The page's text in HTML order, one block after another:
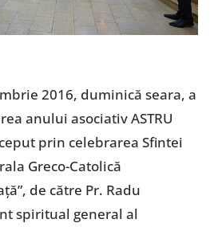
2016, duminică seara, a
anului asociativ ASTRU
prin celebrarea Sfintei
Greco-Catolică
de către Pr. Radu
spiritual general al